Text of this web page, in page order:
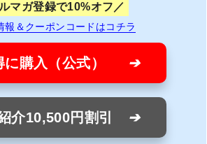
マガ登録で10%オフ
報＆クーポンコードはコチラ
に購入（公式）
介10,500円割引